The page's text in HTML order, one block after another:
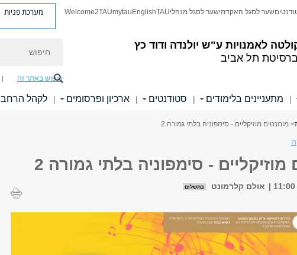
לאמנויות ע"ש יולנדה ודוד כץ
תל אביב
שער לסגל האקדמישער לסגל מנהליTAU
English
mytau
Welcome2TAU מערכת פניות
חיפוש באתר זה
| מתעניינים בלימודים | סטודנטים | ארכיון ופרסומים | לקהל הרחב
> מומנטים מוזיקליים - סימפוניה בלתי גמורה 2
מוזיקליים - סימפוניה בלתי גמורה 2
אולם קלרמונט בתשלום